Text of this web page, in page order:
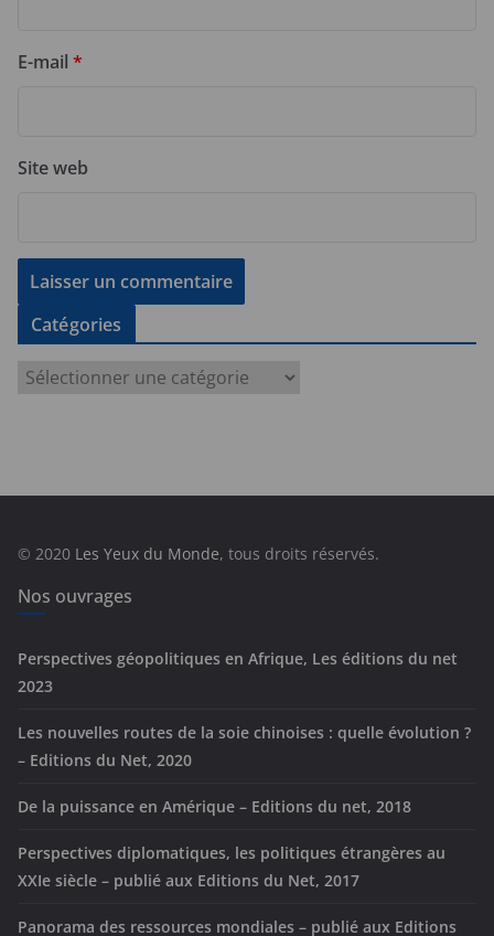
E-mail *
Site web
Catégories
e
s
© 2020 Les Yeux du Monde, tous droits réservés.
Nos ouvrages
Perspectives géopolitiques en Afrique, Les éditions du net
2023
Les nouvelles routes de la soie chinoises : quelle évolution ?
– Editions du Net, 2020
De la puissance en Amérique – Editions du net, 2018
Perspectives diplomatiques, les politiques étrangères au
XXIe siècle – publié aux Editions du Net, 2017
Panorama des ressources mondiales – publié aux Editions